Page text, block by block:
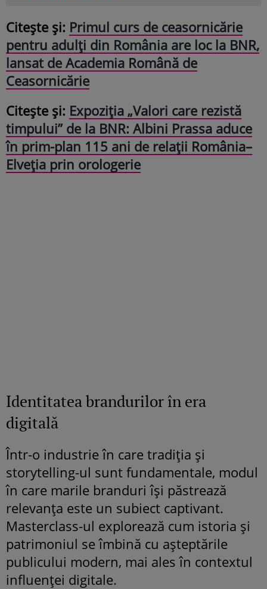
Citește și: Primul curs de ceasornicărie
pentru adulți din România are loc la BNR,
lansat de Academia Română de
Ceasornicărie
Citește și: Expoziția „Valori care rezistă
timpului” de la BNR: Albini Prassa aduce
în prim-plan 115 ani de relații România–
Elveția prin orologerie
Identitatea brandurilor în era
digitală
Într-o industrie în care tradiția și
storytelling-ul sunt fundamentale, modul
în care marile branduri își păstrează
relevanța este un subiect captivant.
Masterclass-ul explorează cum istoria și
patrimoniul se îmbină cu așteptările
publicului modern, mai ales în contextul
influenței digitale.